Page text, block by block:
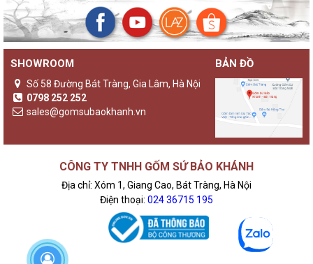
SHOWROOM
Số 58 Đường Bát Tràng, Gia Lâm, Hà Nội
0798 252 252
sales@gomsubaokhanh.vn
BẢN ĐỒ
CÔNG TY TNHH GỐM SỨ BẢO KHÁNH
Địa chỉ: Xóm 1, Giang Cao, Bát Tràng, Hà Nội
Điện thoại: 024 36715 195